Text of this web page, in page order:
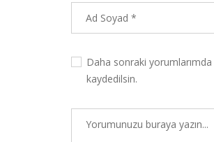
Daha sonraki yorumlarımda
kaydedilsin.